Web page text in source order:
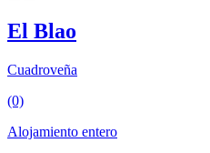
El Blao
Cuadroveña
(0)
Alojamiento entero